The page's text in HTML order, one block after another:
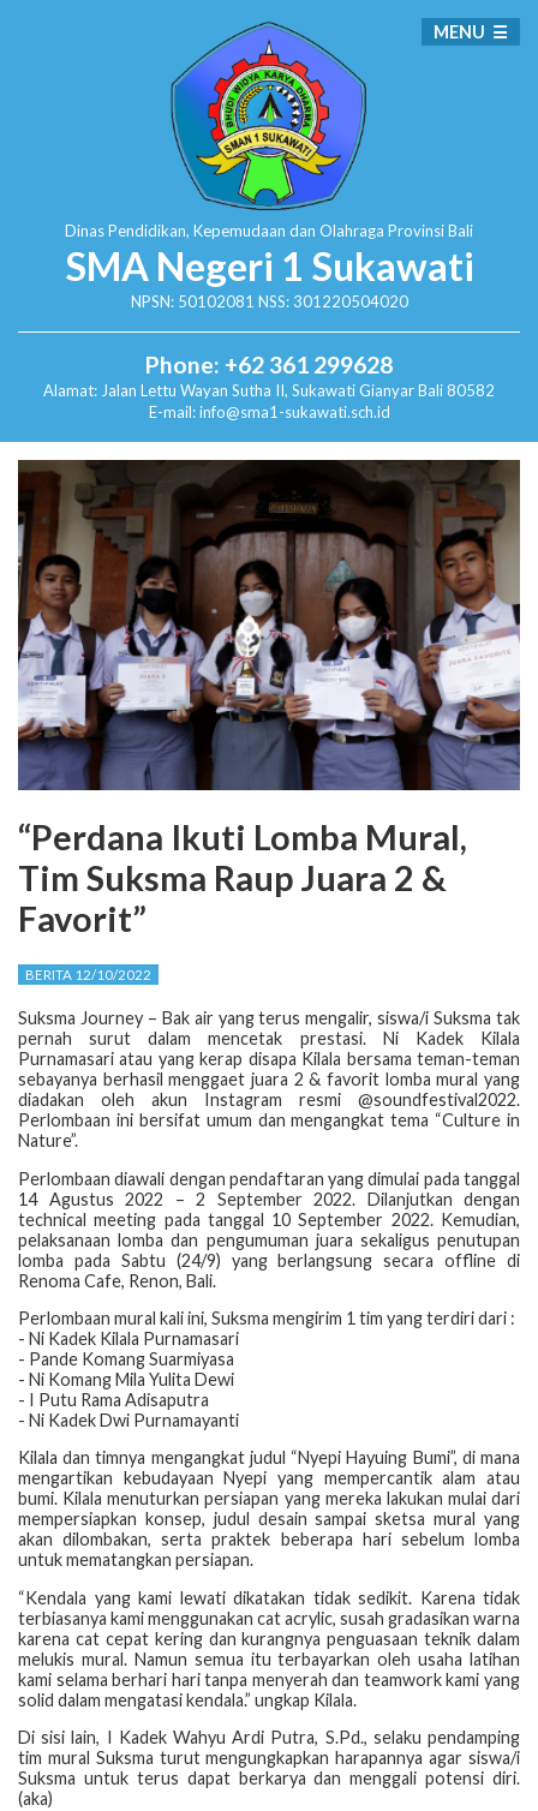
Dinas Pendidikan, Kepemudaan dan Olahraga Provinsi Bali
SMA Negeri 1 Sukawati
NPSN: 50102081 NSS: 301220504020
Phone: +62 361 299628
Alamat: Jalan Lettu Wayan Sutha II, SukawatiGianyar Bali 80582
E-mail: info@sma1-sukawati.sch.id
MENU
“Perdana Ikuti Lomba Mural,
Tim Suksma Raup Juara 2 &
Favorit”
BERITA 12/10/2022
Suksma Journey – Bak air yang terus mengalir, siswa/i Suksma tak
pernah surut dalam mencetak prestasi. Ni Kadek Kilala
Purnamasari atau yang kerap disapa Kilala bersama teman-teman
sebayanya berhasil menggaet juara 2 & favorit lomba mural yang
diadakan oleh akun Instagram resmi @soundfestival2022.
Perlombaan ini bersifat umum dan mengangkat tema “Culture in
Nature”.
Perlombaan diawali dengan pendaftaran yang dimulai pada tanggal
14 Agustus 2022 – 2 September 2022. Dilanjutkan dengan
technical meeting pada tanggal 10 September 2022. Kemudian,
pelaksanaan lomba dan pengumuman juara sekaligus penutupan
lomba pada Sabtu (24/9) yang berlangsung secara offline di
Renoma Cafe, Renon, Bali.
Perlombaan mural kali ini, Suksma mengirim 1 tim yang terdiri dari :
- Ni Kadek Kilala Purnamasari
- Pande Komang Suarmiyasa
- Ni Komang Mila Yulita Dewi
- I Putu Rama Adisaputra
- Ni Kadek Dwi Purnamayanti
Kilala dan timnya mengangkat judul “Nyepi Hayuing Bumi”, di mana
mengartikan kebudayaan Nyepi yang mempercantik alam atau
bumi. Kilala menuturkan persiapan yang mereka lakukan mulai dari
mempersiapkan konsep, judul desain sampai sketsa mural yang
akan dilombakan, serta praktek beberapa hari sebelum lomba
untuk mematangkan persiapan.
“Kendala yang kami lewati dikatakan tidak sedikit. Karena tidak
terbiasanya kami menggunakan cat acrylic, susah gradasikan warna
karena cat cepat kering dan kurangnya penguasaan teknik dalam
melukis mural. Namun semua itu terbayarkan oleh usaha latihan
kami selama berhari hari tanpa menyerah dan teamwork kami yang
solid dalam mengatasi kendala.” ungkap Kilala.
Di sisi lain, I Kadek Wahyu Ardi Putra, S.Pd., selaku pendamping
tim mural Suksma turut mengungkapkan harapannya agar siswa/i
Suksma untuk terus dapat berkarya dan menggali potensi diri.
(aka)